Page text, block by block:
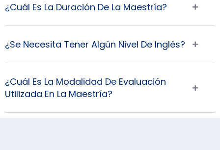
¿Cuál Es La Duración De La Maestría?
¿Se Necesita Tener Algún Nivel De Inglés?
¿Cuál Es La Modalidad De Evaluación
Utilizada En La Maestría?